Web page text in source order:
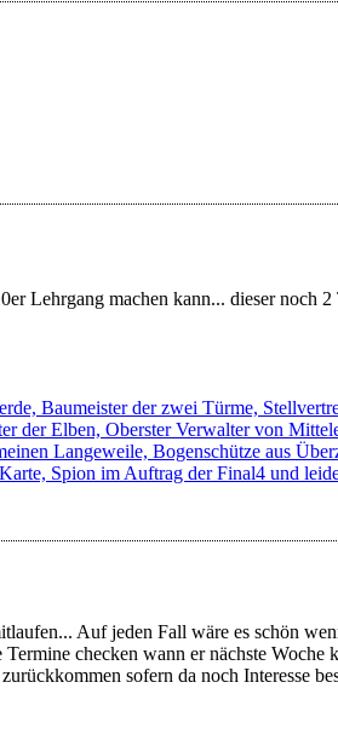
Lehrgang machen kann... dieser noch
Baumeister der zwei Türme,
der Elben, Oberster Verwalter von
Langeweile, Bogenschütze aus
Spion im Auftrag der Final4 und
Auf jeden Fall wäre es schön
checken wann er nächste Woche
sofern da noch Interesse